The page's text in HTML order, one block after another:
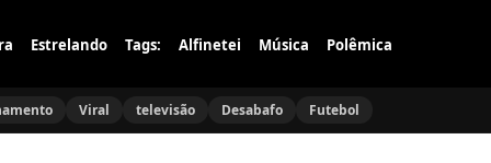
Estrelando Tags: Alfinetei Música Polêmica
Viral televisão Desabafo Futebol